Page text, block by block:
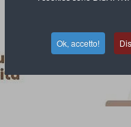
Ok, accetto!